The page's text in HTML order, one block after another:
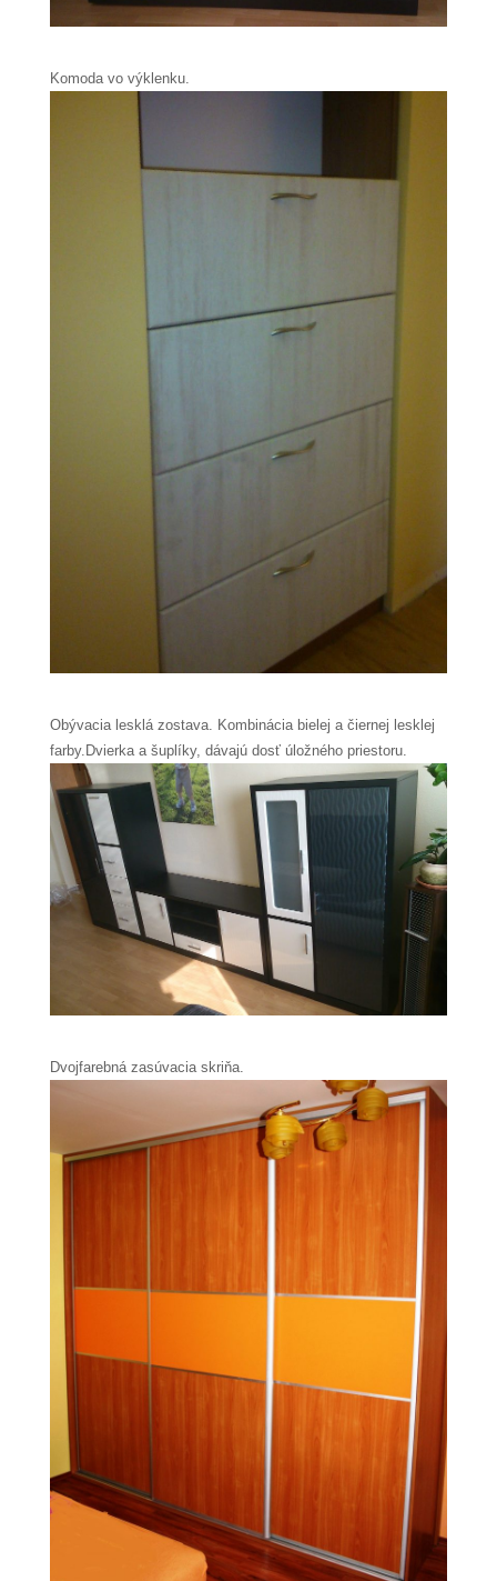
Komoda vo výklenku.
Obývacia lesklá zostava. Kombinácia bielej a čiernej lesklej
farby.Dvierka a šuplíky, dávajú dosť úložného priestoru.
Dvojfarebná zasúvacia skriňa.